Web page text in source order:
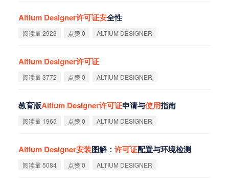
Altium Designer许可证安全性
阅读量 2923 点赞 0 ALTIUM DESIGNER
Altium Designer许可证
阅读量 3772 点赞 0 ALTIUM DESIGNER
教育版Altium Designer许可证申请与使用指南
阅读量 1965 点赞 0 ALTIUM DESIGNER
Altium Designer安装图解： 许可证配置与环境检测 ‌
阅读量 5084 点赞 0 ALTIUM DESIGNER